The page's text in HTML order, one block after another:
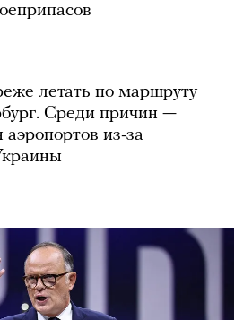
летать по маршруту
Среди причин —
из-за